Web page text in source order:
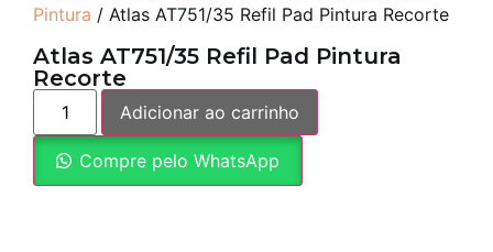
Pintura / Atlas AT751/35 Refil Pad Pintura Recorte
Atlas AT751/35 Refil Pad Pintura
Recorte
Adicionar ao carrinho
Compre pelo WhatsApp